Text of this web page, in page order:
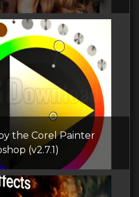
the Corel Painter
(v2.7.1)